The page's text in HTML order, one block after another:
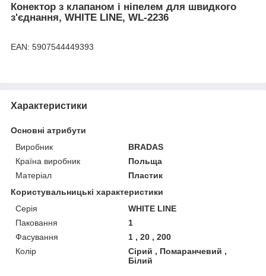
Конектор з клапаном і ніпелем для швидкого
з'єднання, WHITE LINE, WL-2236
EAN: 5907544449393
Характеристики
Основні атрибути
Виробник
BRADAS
Країна виробник
Польща
Матеріал
Пластик
Користувальницькі характеристики
Серія
WHITE LINE
Паковання
1
Фасування
1 , 20 , 200
Колір
Сірий , Помаранчевий ,
Білий